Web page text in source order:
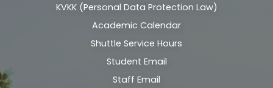
bilgi
KVKK (Personal Data Protection Law)
Academic Calendar
Shuttle Service Hours
Student Email
Staff Email